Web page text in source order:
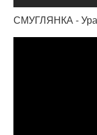
СМУГЛЯНКА -